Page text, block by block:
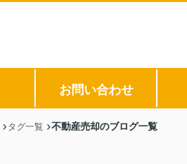
お問い合わせ
タグ一覧 不動産売却のブログ一覧